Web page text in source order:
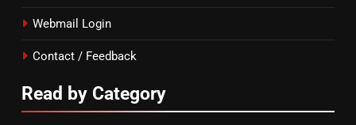
Webmail Login
Contact / Feedback
Read by Category